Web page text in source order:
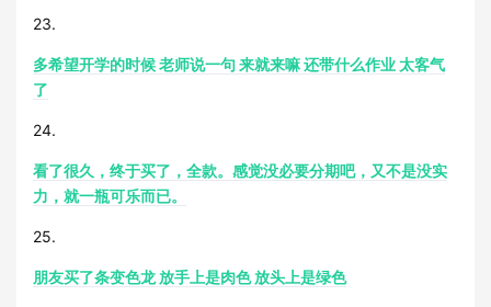
23.
多希望开学的时候 老师说一句 来就来嘛 还带什么作业 太客气
了
24.
看了很久，终于买了，全款。感觉没必要分期吧，又不是没实
力，就一瓶可乐而已。
25.
朋友买了条变色龙 放手上是肉色 放头上是绿色